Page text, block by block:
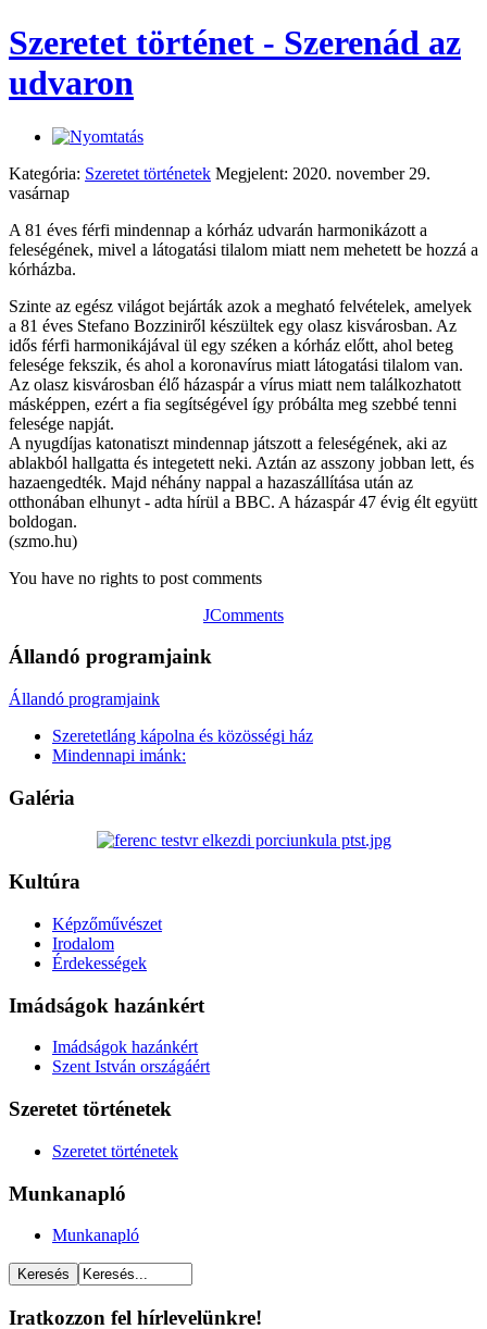
Szeretet történet - Szerenád az
udvaron
Kategória: Szeretet történetek Megjelent: 2020. november 29.
vasárnap
A 81 éves férfi mindennap a kórház udvarán harmonikázott a
feleségének, mivel a látogatási tilalom miatt nem mehetett be hozzá a
kórházba.
Szinte az egész világot bejárták azok a megható felvételek, amelyek
a 81 éves Stefano Bozziniről készültek egy olasz kisvárosban. Az
idős férfi harmonikájával ül egy széken a kórház előtt, ahol beteg
felesége fekszik, és ahol a koronavírus miatt látogatási tilalom van.
Az olasz kisvárosban élő házaspár a vírus miatt nem találkozhatott
másképpen, ezért a fia segítségével így próbálta meg szebbé tenni
felesége napját.
A nyugdíjas katonatiszt mindennap játszott a feleségének, aki az
ablakból hallgatta és integetett neki. Aztán az asszony jobban lett, és
hazaengedték. Majd néhány nappal a hazaszállítása után az
otthonában elhunyt - adta hírül a BBC. A házaspár 47 évig élt együtt
boldogan.
(szmo.hu)
You have no rights to post comments
JComments
Állandó programjaink
Állandó programjaink
Szeretetláng kápolna és közösségi ház
Mindennapi imánk:
Galéria
Kultúra
Képzőművészet
Irodalom
Érdekességek
Imádságok hazánkért
Imádságok hazánkért
Szent István országáért
Szeretet történetek
Szeretet történetek
Munkanapló
Munkanapló
Iratkozzon fel hírlevelünkre!